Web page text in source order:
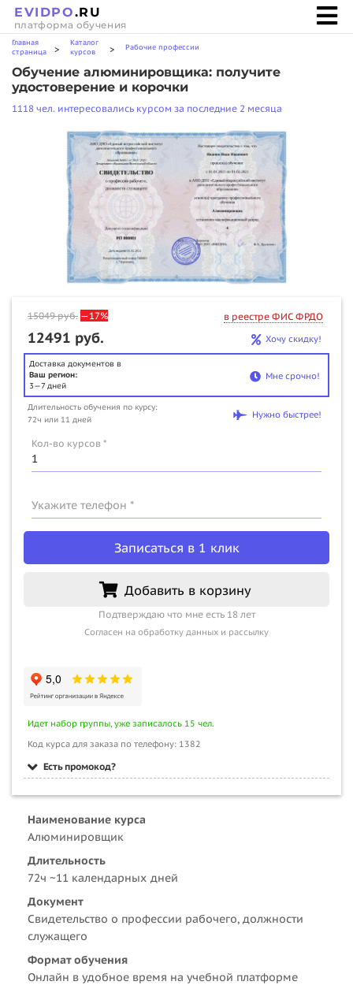
EVIDPO.RU
платформа обучения
Главная
страница
>
Каталог
курсов
> Рабочие профессии
Обучение алюминировщика: получите
удостоверение и корочки
1118 чел. интересовались курсом за последние 2 месяца
15049руб. —17% в реестре ФИС ФРДО
12491 руб. Хочу скидку!
Доставка документов в
Ваш регион:
3—7 дней
Мне срочно!
Длительность обучения по курсу:
72ч или 11 дней
Нужно быстрее!
Кол-во курсов *
Укажите телефон *
Записаться в 1 клик
Добавить в корзину
Подтверждаю что мне есть 18 лет
Согласен на обработку данных и рассылку
Идет набор группы, уже записалось 15 чел.
Код курса для заказа по телефону: 1382
Есть промокод?
Наименование курса
Алюминировщик
Длительность
72ч ~11 календарных дней
Документ
Свидетельство о профессии рабочего, должности
служащего
Формат обучения
Онлайн в удобное время на учебной платформе